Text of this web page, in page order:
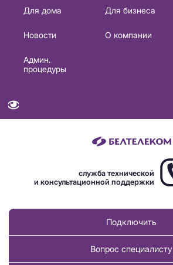
Основная
навигация
Для дома Для бизнеса
Новости
О компании
Админ.
процедуры
служба технической
и консультационной поддержки
Подключить
Вопрос специалисту